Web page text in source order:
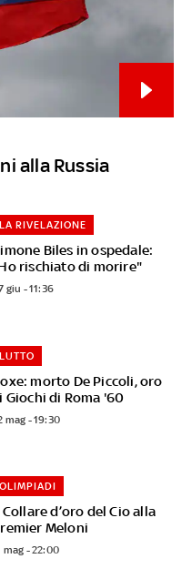
alla Russia
Biles in ospedale:
rischiato di morire"
LA RIVELAZIONE
giu - 11:36
morto De Piccoli, oro
Giochi di Roma '60
LUTTO
mag - 19:30
Collare d’oro del Cio alla
Meloni
OLIMPIADI
mag - 22:00